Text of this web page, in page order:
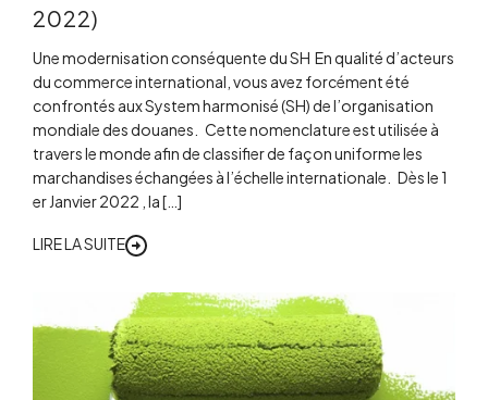
2022)
Une modernisation conséquente du SH En qualité d’acteurs
du commerce international, vous avez forcément été
confrontés aux System harmonisé (SH) de l’organisation
mondiale des douanes. Cette nomenclature est utilisée à
travers le monde afin de classifier de façon uniforme les
marchandises échangées à l’échelle internationale. Dès le 1
er Janvier 2022 , la […]
LIRE LA SUITE